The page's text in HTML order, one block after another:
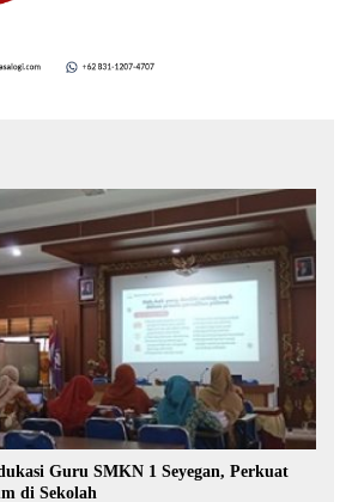
Guru SMKN 1 Seyegan, Perkuat
di Sekolah